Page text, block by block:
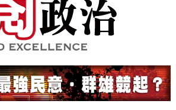
Gov News
治與多元的政治評論家與專欄作家邀稿合作，
者有最多元和專業的選擇。